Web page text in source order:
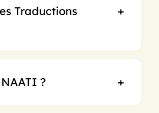
Traductions
?